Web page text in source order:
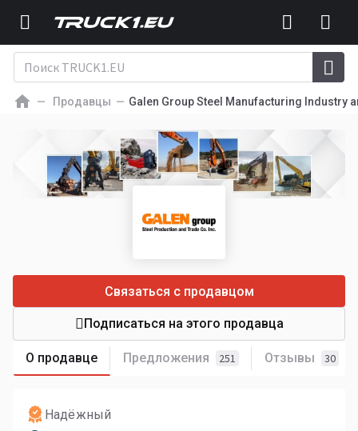
Продавцы Galen Group Steel Manufacturing Industry
О продавце Предложения 251 Отзывы 30
Связаться с продавцом
Подписаться на этого продавца
Надёжный